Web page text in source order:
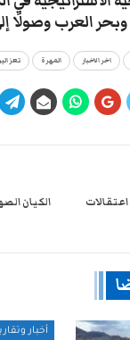
العرب وصولًا
اخر الاخبار المهرة تعز
الكيان
أخبار